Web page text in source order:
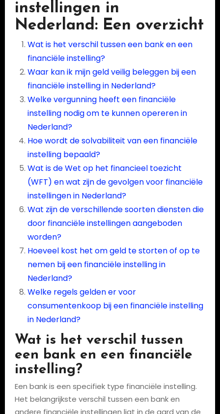
instellingen in
Nederland: Een overzicht
Wat is het verschil tussen een bank en een
financiële instelling?
Waar kan ik mijn geld veilig beleggen bij een
financiële instelling in Nederland?
Welke vergunning heeft een financiële
instelling nodig om te kunnen opereren in
Nederland?
Hoe wordt de solvabiliteit van een financiële
instelling bepaald?
Wat is de Wet op het financieel toezicht
(WFT) en wat zijn de gevolgen voor financiële
instellingen in Nederland?
Wat zijn de verschillende soorten diensten die
door financiële instellingen aangeboden
worden?
Hoeveel kost het om geld te storten of op te
nemen bij een financiële instelling in
Nederland?
Welke regels gelden er voor
consumentenkoop bij een financiële instelling
in Nederland?
Wat is het verschil tussen
een bank en een financiële
instelling?
Een bank is een specifiek type financiële instelling.
Het belangrijkste verschil tussen een bank en
andere financiële instellingen ligt in de aard van de